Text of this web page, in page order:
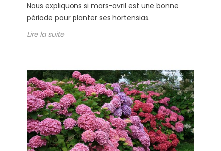
Nous expliquons si mars-avril est une bonne
période pour planter ses hortensias.
Lire la suite